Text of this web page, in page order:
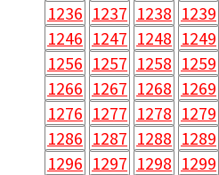
1236 1237 1238 1239
1246 1247 1248 1249
1256 1257 1258 1259
1266 1267 1268 1269
1276 1277 1278 1279
1286 1287 1288 1289
1296 1297 1298 1299